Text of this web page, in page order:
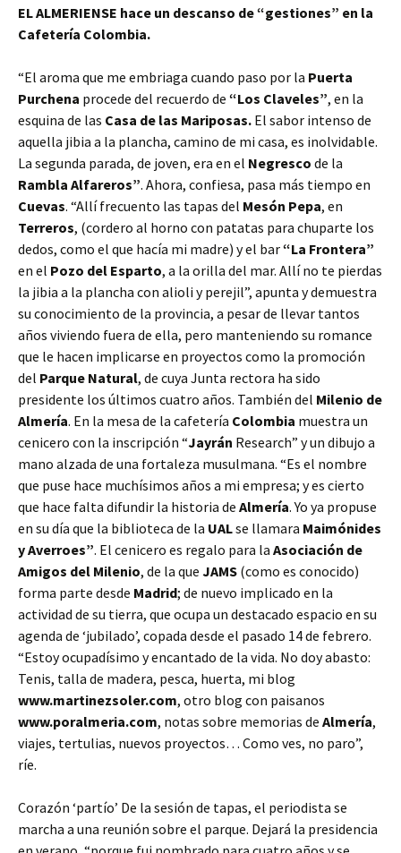
EL ALMERIENSE hace un descanso de “gestiones” en la
Cafetería Colombia.
“El aroma que me embriaga cuando paso por la Puerta
Purchena procede del recuerdo de “Los Claveles”, en la
esquina de las Casa de las Mariposas. El sabor intenso de
aquella jibia a la plancha, camino de mi casa, es inolvidable.
La segunda parada, de joven, era en el Negresco de la
Rambla Alfareros”. Ahora, confiesa, pasa más tiempo en
Cuevas. “Allí frecuento las tapas del Mesón Pepa, en
Terreros, (cordero al horno con patatas para chuparte los
dedos, como el que hacía mi madre) y el bar“La Frontera”
en el Pozo del Esparto, a la orilla del mar. Allí no te pierdas
la jibia a la plancha con alioli y perejil”, apunta y demuestra
su conocimiento de la provincia, a pesar de llevar tantos
años viviendo fuera de ella, pero manteniendo su romance
que le hacen implicarse en proyectos como la promoción
del Parque Natural, de cuya Junta rectora ha sido
presidente los últimos cuatro años. También del Milenio de
Almería. En la mesa de la cafetería Colombia muestra un
cenicero con la inscripción “Jayrán Research” y un dibujo a
mano alzada de una fortaleza musulmana. “Es el nombre
que puse hace muchísimos años a mi empresa; y es cierto
que hace falta difundir la historia de Almería. Yo ya propuse
en su día que la biblioteca de la UALse llamara Maimónides
y Averroes”. El cenicero es regalo para la Asociación de
Amigos del Milenio, de la que JAMS (como es conocido)
forma parte desde Madrid; de nuevo implicado en la
actividad de su tierra, que ocupa un destacado espacio en su
agenda de ‘jubilado’, copada desde el pasado 14 de febrero.
“Estoy ocupadísimo y encantado de la vida. No doy abasto:
Tenis, talla de madera, pesca, huerta, mi blog
www.martinezsoler.com, otro blog con paisanos
www.poralmeria.com, notas sobre memorias de Almería,
viajes, tertulias, nuevos proyectos… Como ves, no paro”,
ríe.
Corazón ‘partío’ De la sesión de tapas, el periodista se
marcha a una reunión sobre el parque. Dejará la presidencia